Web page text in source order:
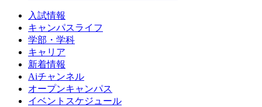
入試情報
キャンパスライフ
学部・学科
キャリア
新着情報
Aiチャンネル
オープンキャンパス
イベントスケジュール